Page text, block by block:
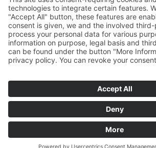
Mo, Mi, Fr 08:00 - 22:00 Uhr
Di, Do 13:00 - 22:00 Uhr
Samstag 09:00 - 16:00 Uhr
© 2026mvc-medien.de
Impressum
Vertrag